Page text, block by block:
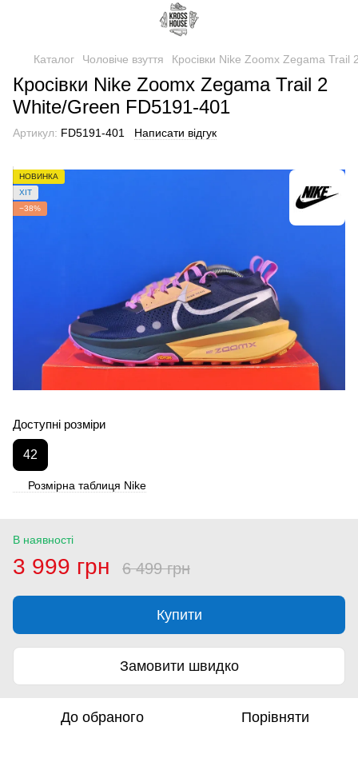
Каталог Чоловіче взуття Кросівки Nike Zoomx Zegama
Кросівки Nike Zoomx Zegama Trail 2
White/Green FD5191-401
Артикул: FD5191-401 Написати відгук
НОВИНКА
ХІТ
−38%
Доступні розміри
42
Розмірна таблиця Nike
В наявності
3 999 грн 6 499 грн
Купити
Замовити швидко
До обраного Порівняти